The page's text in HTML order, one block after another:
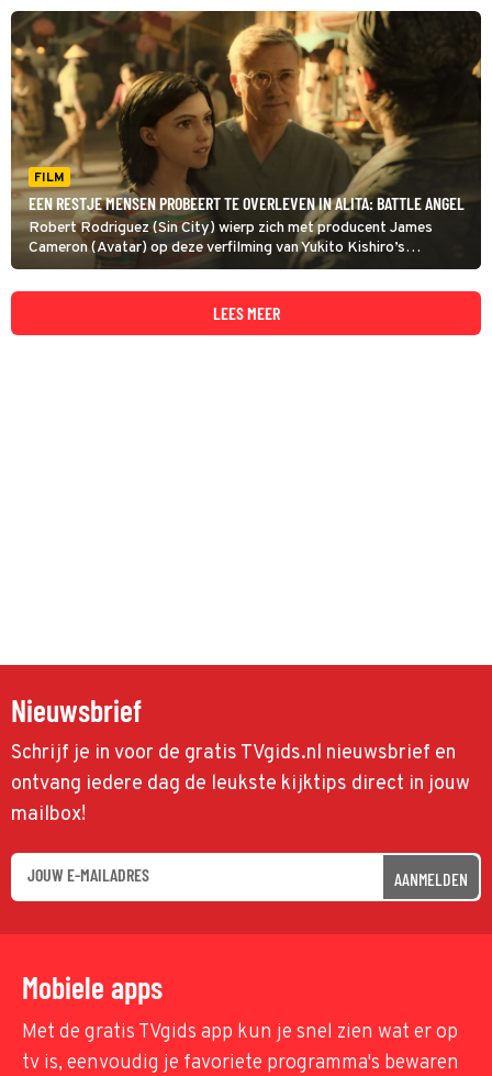
FILM
EEN RESTJE MENSEN PROBEERT TE OVERLEVEN IN ALITA: BATTLE ANGEL
Robert Rodriguez (Sin City) wierp zich met producent James
Cameron (Avatar) op deze verfilming van Yukito Kishiro’s
populaire Japanse cyberpunkmanga Battle angel Alita.
LEES MEER
Nieuwsbrief
Schrijf je in voor de gratis TVgids.nl nieuwsbrief en
ontvang iedere dag de leukste kijktips direct in jouw
mailbox!
AANMELDEN
Mobiele apps
Met de gratis TVgids app kun je snel zien wat er op
tv is, eenvoudig je favoriete programma's bewaren